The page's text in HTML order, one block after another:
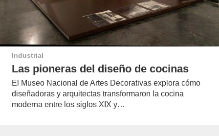
Industrial
Las pioneras del diseño de cocinas
El Museo Nacional de Artes Decorativas explora cómo
diseñadoras y arquitectas transformaron la cocina
moderna entre los siglos XIX y…